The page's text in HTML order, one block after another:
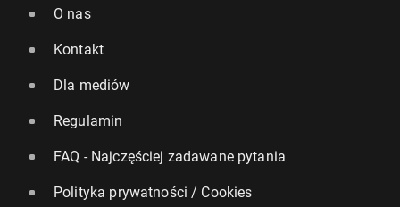
O nas
Kontakt
Dla mediów
Regulamin
FAQ - Najczęściej zadawane pytania
Polityka prywatności / Cookies